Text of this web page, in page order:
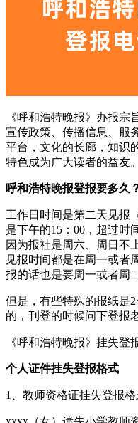
《呼和浩特晚报》办报宗
宣传政策、传播信息、服
平台，文化的长廊，知识
特色成为广大读者的益友。
呼和浩特晚报登报要多久
工作日时间是第二天见报
是下午的15：00，超过时
因为报社是周六、周日不
见报时间都是在周一或者
报的话也是要周一或者周
但是，有些特殊的报纸是
的，刊登的时候问下登报
《呼和浩特晚报》挂失登
个人证件挂失登报格式
1、教师资格证挂失登报格